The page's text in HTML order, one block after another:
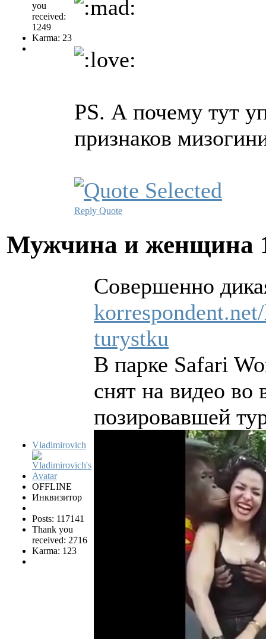
you
received:
1249
Karma: 23
PS. А почему тут
признаков
Reply Quote
Мужчина и женщина
Vladimirovich
OFFLINE
Инквизитор
Posts: 117141
Thank you
received: 2716
Karma: 123
Совершенно
turystku
В парке Safari
снят на видео во
позировавшей